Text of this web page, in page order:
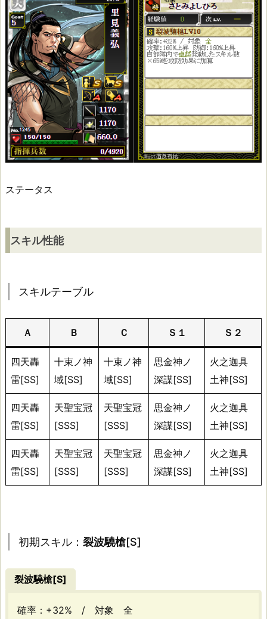
4
5
里
見
義
弘
キ
ル
能
ル
裂
波
驍
ステータス
スキル性能
スキルテーブル
Ａ Ｂ Ｃ Ｓ１ Ｓ２
四天轟
雷[SS]
十束ノ神
域[SS]
十束ノ神
域[SS]
思金神ノ
深謀[SS]
火之迦具
土神[SS]
四天轟
雷[SS]
天聖宝冠
[SSS]
天聖宝冠
[SSS]
思金神ノ
深謀[SS]
火之迦具
土神[SS]
四天轟
雷[SS]
天聖宝冠
[SSS]
天聖宝冠
[SSS]
思金神ノ
深謀[SS]
火之迦具
土神[SS]
初期スキル： 裂波驍槍[S]
裂波驍槍[S]
確率：+32% / 対象 全